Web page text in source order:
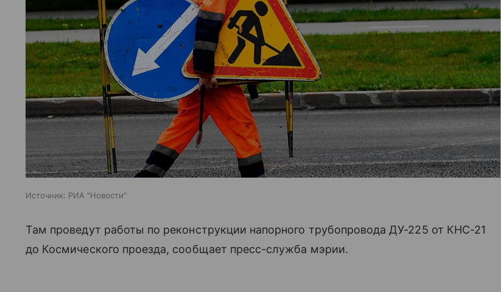
Источник: РИА "Новости"
Там проведут работы по реконструкции напорного трубопровода ДУ-225 от КНС-21
до Космического проезда, сообщает пресс-служба мэрии.